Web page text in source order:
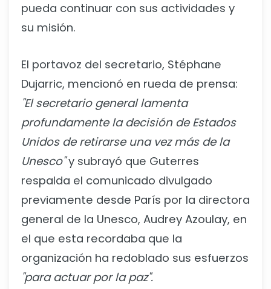
pueda continuar con sus actividades y
su misión.
El portavoz del secretario, Stéphane
Dujarric, mencionó en rueda de prensa:
"El secretario general lamenta
profundamente la decisión de Estados
Unidos de retirarse una vez más de la
Unesco"y subrayó que Guterres
respalda el comunicado divulgado
previamente desde París por la directora
general de la Unesco, Audrey Azoulay, en
el que esta recordaba que la
organización ha redoblado sus esfuerzos
"para actuar por la paz".